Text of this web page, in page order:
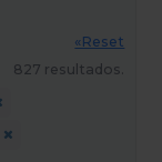
«Reset
827 resultados.